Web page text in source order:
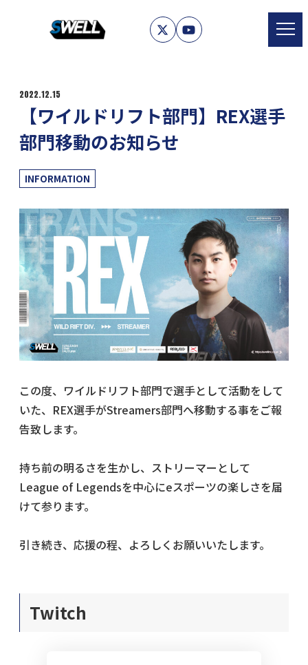
2022.12.15
【ワイルドリフト部門】REX選手
部門移動のお知らせ
カテゴリー
INFORMATION
この度、ワイルドリフト部門で選手として活動をして
いた、REX選手がStreamers部門へ移動する事をご報
告致します。
持ち前の明るさを生かし、ストリーマーとして
League of Legendsを中心にeスポーツの楽しさを届
けて参ります。
引き続き、応援の程、よろしくお願いいたします。
Twitch